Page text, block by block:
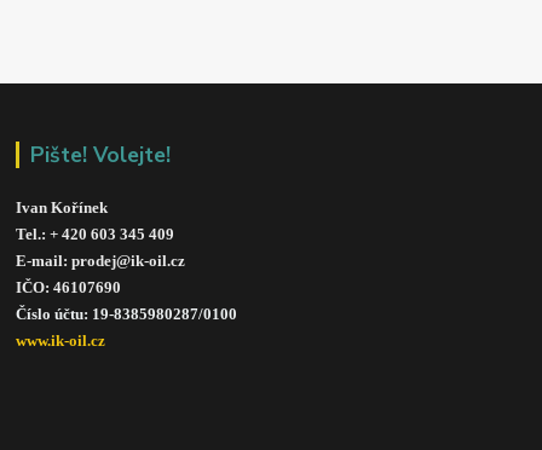
Pište! Volejte!
Ivan Kořínek
Tel.: + 420 603 345 409
E-mail: prodej@ik-oil.cz
IČO: 46107690
Číslo účtu: 19-8385980287/0100
www.ik-oil.cz